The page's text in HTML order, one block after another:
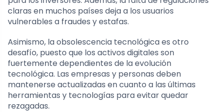
claras en muchos países deja a los usuarios
vulnerables a fraudes y estafas.
Asimismo, la obsolescencia tecnológica es otro
desafío, puesto que los activos digitales son
fuertemente dependientes de la evolución
tecnológica. Las empresas y personas deben
mantenerse actualizadas en cuanto a las últimas
herramientas y tecnologías para evitar quedar
rezagadas.